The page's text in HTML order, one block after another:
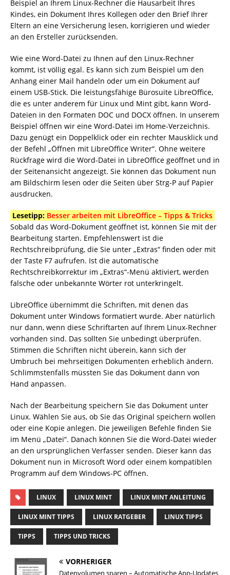
Beispiel an Ihrem Linux-Rechner die Hausarbeit Ihres
Kindes, ein Dokument Ihres Kollegen oder den Brief Ihrer
Eltern an eine Versicherung lesen, korrigieren und wieder
an den Ersteller zurücksenden.
Wie eine Word-Datei zu Ihnen auf den Linux-Rechner
kommt, ist völlig egal. Es kann sich zum Beispiel um den
Anhang einer Mail handeln oder um ein Dokument auf
einem USB-Stick. Die leistungsfähige Bürosuite LibreOffice,
die es unter anderem für Linux und Mint gibt, kann Word-
Dateien in den Formaten DOC und DOCX öffnen. In unserem
Beispiel öffnen wir eine Word-Datei im Home-Verzeichnis.
Dazu genügt ein Doppelklick oder ein rechter Mausklick und
der Befehl „Öffnen mit LibreOffice Writer“. Ohne weitere
Rückfrage wird die Word-Datei in LibreOffice geöffnet und in
der Seitenansicht angezeigt. Sie können das Dokument nun
am Bildschirm lesen oder die Seiten über Strg-P auf Papier
ausdrucken.
Lesetipp: Besser arbeiten mit LibreOffice – Tipps & Tricks
Sobald das Word-Dokument geöffnet ist, können Sie mit der
Bearbeitung starten. Empfehlenswert ist die
Rechtschreibprüfung, die Sie unter „Extras“ finden oder mit
der Taste F7 aufrufen. Ist die automatische
Rechtschreibkorrektur im „Extras“-Menü aktiviert, werden
falsche oder unbekannte Wörter rot unterkringelt.
LibreOffice übernimmt die Schriften, mit denen das
Dokument unter Windows formatiert wurde. Aber natürlich
nur dann, wenn diese Schriftarten auf Ihrem Linux-Rechner
vorhanden sind. Das sollten Sie unbedingt überprüfen.
Stimmen die Schriften nicht überein, kann sich der
Umbruch bei mehrseitigen Dokumenten erheblich ändern.
Schlimmstenfalls müssten Sie das Dokument dann von
Hand anpassen.
Nach der Bearbeitung speichern Sie das Dokument unter
Linux. Wählen Sie aus, ob Sie das Original speichern wollen
oder eine Kopie anlegen. Die jeweiligen Befehle finden Sie
im Menü „Datei“. Danach können Sie die Word-Datei wieder
an den ursprünglichen Verfasser senden. Dieser kann das
Dokument nun in Microsoft Word oder einem kompatiblen
Programm auf dem Windows-PC öffnen.
LINUX LINUX MINT LINUX MINT ANLEITUNG
LINUX MINT TIPPS LINUX RATGEBER LINUX TIPPS
TIPPS TIPPS UND TRICKS
VORHERIGER
Datenvolumen sparen – Automatische App-Updates